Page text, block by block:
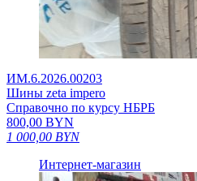
ИМ.6.2026.00203
Шины zeta impero
Справочно по курсу НБРБ
800,00 BYN
1 000,00 BYN
Интернет-магазин